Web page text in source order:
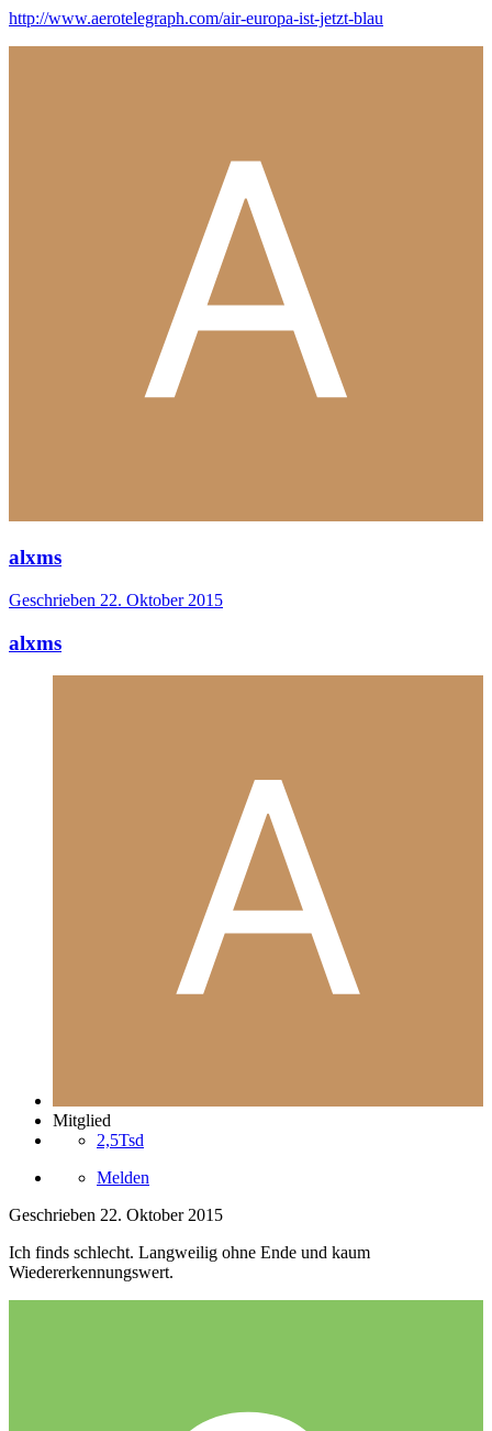
http://www.aerotelegraph.com/air-europa-ist-jetzt-blau
alxms
Geschrieben 22. Oktober 2015
alxms
Mitglied
2,5Tsd
Melden
Geschrieben 22. Oktober 2015
Ich finds schlecht. Langweilig ohne Ende und kaum
Wiedererkennungswert.